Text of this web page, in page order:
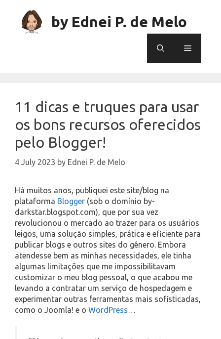
content
by Ednei P. de Melo
Menu
11 dicas e truques para usar
os bons recursos oferecidos
pelo Blogger!
4 July 2023 by Ednei P. de Melo
Há muitos anos, publiquei este site/blog na
plataforma Blogger (sob o domínio by-
darkstar.blogspot.com), que por sua vez
revolucionou o mercado ao trazer para os usuários
leigos, uma solução simples, prática e eficiente para
publicar blogs e outros sites do gênero. Embora
atendesse bem as minhas necessidades, ele tinha
algumas limitações que me impossibilitavam
customizar o meu blog pessoal, o que acabou me
levando a contratar um serviço de hospedagem e
experimentar outras ferramentas mais sofisticadas,
como o Joomla! e o WordPress…